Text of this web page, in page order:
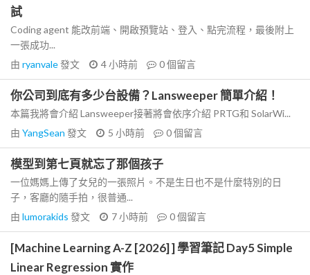
試
Coding agent 能改前端、開啟預覽站、登入、點完流程，最後附上
一張成功...
由 ryanvale發文 4 小時前 0個留言
你公司到底有多少台設備？Lansweeper 簡單介紹！
本篇我將會介紹 Lansweeper接著將會依序介紹 PRTG和 SolarWi...
由 YangSean 發文 5 小時前 0個留言
模型到第七頁就忘了那個孩子
一位媽媽上傳了女兒的一張照片。不是生日也不是什麼特別的日
子，客廳的隨手拍，很普通...
由 lumorakids 發文 7 小時前 0個留言
[Machine Learning A-Z [2026] ] 學習筆記 Day5 Simple
Linear Regression 實作